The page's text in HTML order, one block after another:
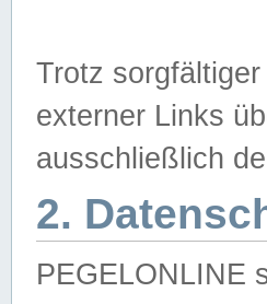
Trotz
externer Links
ausschließlich
2.
PEGELONLINE